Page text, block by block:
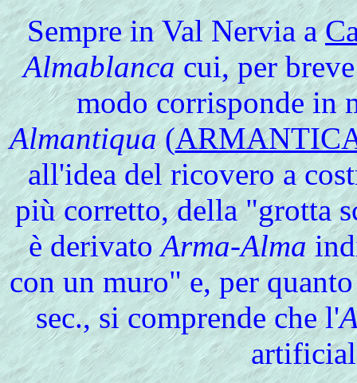
Semprein Val Nervia a
Almablancacui, per
modo corrisponde in
Almantiqua(
all'idea del ricovero a
più corretto, della "grotta
è derivatoArma-Alma
con un muro" e, per
sec., si comprende che l'